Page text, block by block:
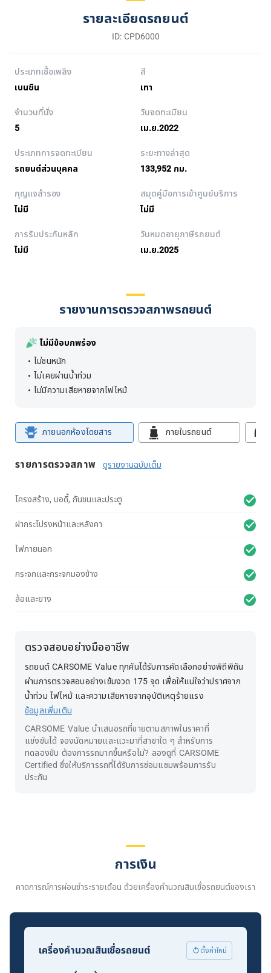
รายละเอียดรถยนต์
ID: CPD6000
ประเภทเชื้อเพลิง
เบนซิน
สี
เทา
จำนวนที่นั่ง
5
วันจดทะเบียน
เม.ย.2022
ประเภทการจดทะเบียน
รถยนต์ส่วนบุคคล
ระยะทางล่าสุด
133,952 กม.
กุญแจสำรอง
ไม่มี
สมุดคู่มือการเข้าศูนย์บริการ
ไม่มี
การรับประกันหลัก
ไม่มี
วันหมดอายุภาษีรถยนต์
เม.ย.2025
รายงานการตรวจสภาพรถยนต์
ไม่มีข้อบกพร่อง
ไม่ชนหนัก
ไม่เคยผ่านน้ำท่วม
ไม่มีความเสียหายจากไฟไหม้
ภายนอกห้องโดยสาร ภายในรถยนต์
รายการตรวจสภาพ ดูรายงานฉบับเต็ม
โครงสร้าง, บอดี้, กันชนและประตู
ฝากระโปรงหน้าและหลังคา
ไฟภายนอก
กระจกและกระจกมองข้าง
ล้อและยาง
ตรวจสอบอย่างมืออาชีพ
รถยนต์ CARSOME Value ทุกคันได้รับการคัดเลือกอย่างพิถีพิถัน
ผ่านการตรวจสอบอย่างเข้มงวด 175 จุด เพื่อให้แน่ใจว่าปราศจาก
น้ำท่วม ไฟไหม้ และความเสียหายจากอุบัติเหตุร้ายแรง
ข้อมูลเพิ่มเติม
CARSOME Value นำเสนอรถที่ขายตามสภาพในราคาที่
แข่งขันได้ จองนัดหมายและแวะมาที่สาขาใด ๆ สำหรับการ
ทดลองขับ ต้องการรถมากขึ้นหรือไม่? ลองดูที่ CARSOME
Certified ซึ่งให้บริการรถที่ได้รับการซ่อมแซมพร้อมการรับ
ประกัน
การเงิน
คาดการณ์การผ่อนชำระรายเดือน ด้วยเครื่องคำนวณสินเชื่อรถยนต์ของเรา
เครื่องคำนวณสินเชื่อรถยนต์ ตั้งค่าใหม่